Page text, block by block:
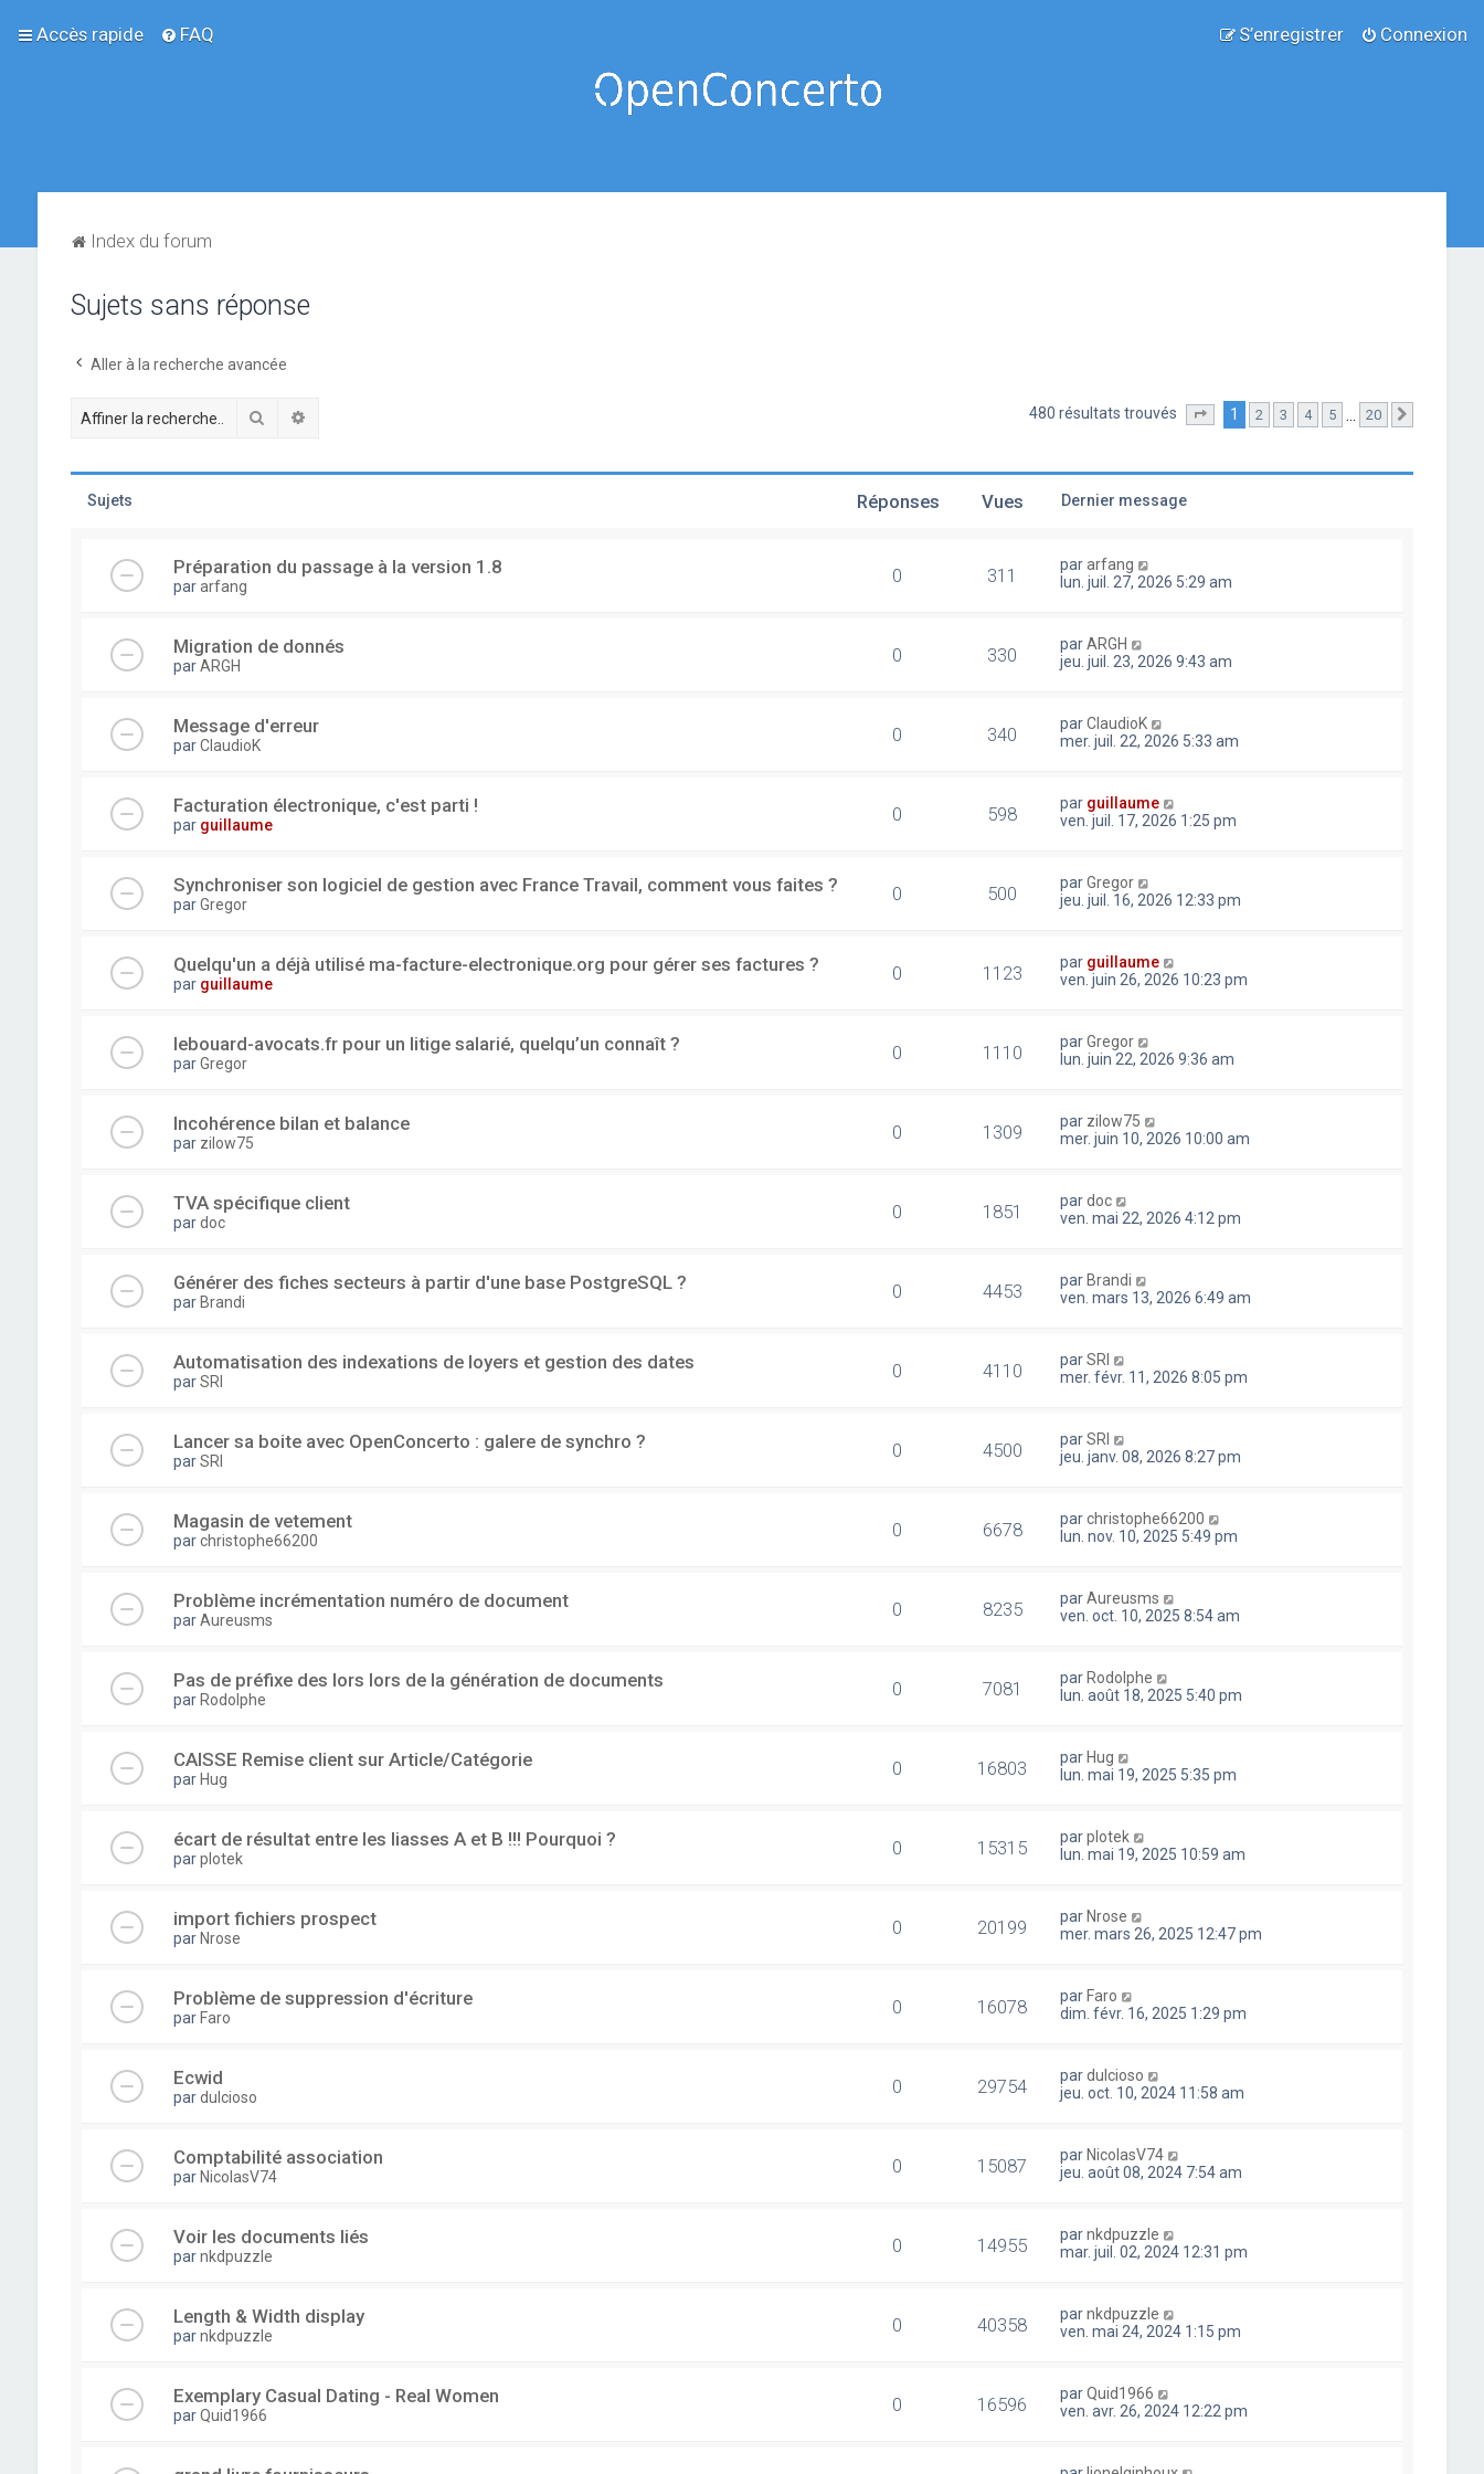
Accès rapide FAQ Connexion
S’enregistrer
Index du forum
Sujets sans réponse
Aller à la recherche avancée
Rechercher 480 résultats trouvés Page sur 20
1 2 3 4 5 20
Sujets Réponses Vues Dernier message
Préparation du passage à la version 1.8
pararfang 0 311 pararfang
lun. juil. 27, 2026 5:29 am
Migration de donnés
parARGH 0 330 parARGH
jeu. juil. 23, 2026 9:43 am
Message d'erreur
parClaudioK 0 340 parClaudioK
mer. juil. 22, 2026 5:33 am
Facturation électronique, c'est parti !
par guillaume 0 598 par guillaume
ven. juil. 17, 2026 1:25 pm
Synchroniser son logiciel de gestion avec France Travail, comment vous faites ?
parGregor 0 500 parGregor
jeu. juil. 16, 2026 12:33 pm
Quelqu'un a déjà utilisé ma-facture-electronique.org pour gérer ses factures ?
par guillaume 0 1123 par guillaume
ven. juin 26, 2026 10:23 pm
lebouard-avocats.fr pour un litige salarié, quelqu’un connaît ?
parGregor 0 1110 parGregor
lun. juin 22, 2026 9:36 am
Incohérence bilan et balance
par zilow75 0 1309 par zilow75
mer. juin 10, 2026 10:00 am
TVA spécifique client
pardoc 0 1851 pardoc
ven. mai 22, 2026 4:12 pm
Générer des fiches secteurs à partir d'une base PostgreSQL ?
par Brandi 0 4453 par Brandi
ven. mars 13, 2026 6:49 am
Automatisation des indexations de loyers et gestion des dates
parSRI 0 4110 parSRI
mer. févr. 11, 2026 8:05 pm
Lancer sa boite avec OpenConcerto : galere de synchro ?
parSRI 0 4500 parSRI
jeu. janv. 08, 2026 8:27 pm
Magasin de vetement
parchristophe66200 0 6678 parchristophe66200
lun. nov. 10, 2025 5:49 pm
Problème incrémentation numéro de document
parAureusms 0 8235 parAureusms
ven. oct. 10, 2025 8:54 am
Pas de préfixe des lors lors de la génération de documents
par Rodolphe 0 7081 par Rodolphe
lun. août 18, 2025 5:40 pm
CAISSE Remise client sur Article/Catégorie
par Hug 0 16803 par Hug
lun. mai 19, 2025 5:35 pm
écart de résultat entre les liasses A et B !!! Pourquoi ?
parplotek 0 15315 parplotek
lun. mai 19, 2025 10:59 am
import fichiers prospect
par Nrose 0 20199 par Nrose
mer. mars 26, 2025 12:47 pm
Problème de suppression d'écriture
par Faro 0 16078 par Faro
dim. févr. 16, 2025 1:29 pm
Ecwid
pardulcioso 0 29754 pardulcioso
jeu. oct. 10, 2024 11:58 am
Comptabilité association
par NicolasV74 0 15087 par NicolasV74
jeu. août 08, 2024 7:54 am
Voir les documents liés
parnkdpuzzle 0 14955 parnkdpuzzle
mar. juil. 02, 2024 12:31 pm
Length & Width display
parnkdpuzzle 0 40358 parnkdpuzzle
ven. mai 24, 2024 1:15 pm
Exemplary Сasual Dating - Real Women
parQuid1966 0 16596 parQuid1966
ven. avr. 26, 2024 12:22 pm